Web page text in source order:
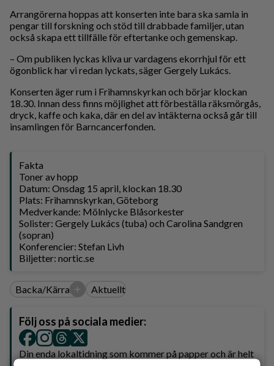
Arrangörerna hoppas att konserten inte bara ska samla in
pengar till forskning och stöd till drabbade familjer, utan
också skapa ett tillfälle för eftertanke och gemenskap.
– Om publiken lyckas kliva ur vardagens ekorrhjul för ett
ögonblick har vi redan lyckats, säger Gergely Lukács.
Konserten äger rum i Frihamnskyrkan och börjar klockan
18.30. Innan dess finns möjlighet att förbeställa räksmörgås,
dryck, kaffe och kaka, där en del av intäkterna också går till
insamlingen för Barncancerfonden.
Fakta
Toner av hopp
Datum: Onsdag 15 april, klockan 18.30
Plats: Frihamnskyrkan, Göteborg
Medverkande: Mölnlycke Blåsorkester
Solister: Gergely Lukács (tuba) och Carolina Sandgren
(sopran)
Konferencier: Stefan Livh
Biljetter: nortic.se
Backa/Kärra + Aktuellt
Följ oss på sociala medier:
Din enda lokaltidning som kommer på papper och är helt